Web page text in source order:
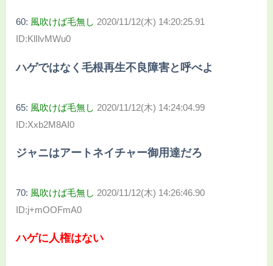
60: 風吹けば毛無し 2020/11/12(木) 14:20:25.91
ID:KlIlvMWu0
ハゲではなく毛根再生不良障害と呼べよ
65: 風吹けば毛無し 2020/11/12(木) 14:24:04.99
ID:Xxb2M8AI0
ジャニはアートネイチャー御用達だろ
70: 風吹けば毛無し 2020/11/12(木) 14:26:46.90
ID:j+mOOFmA0
ハゲに人権はない